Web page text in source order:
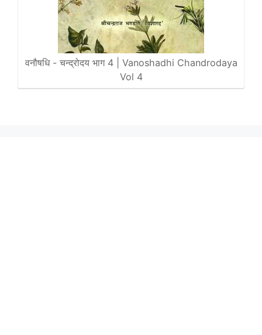
वनौषधि - चन्द्रोदय भाग 4 | Vanoshadhi Chandrodaya
Vol 4